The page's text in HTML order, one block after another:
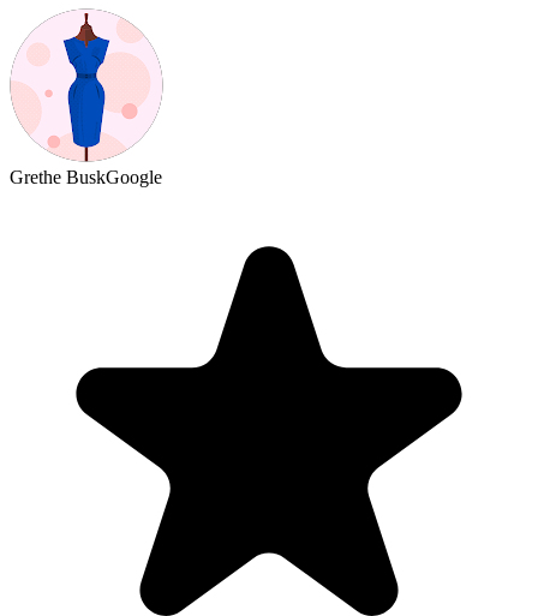
Grethe BuskGoogle